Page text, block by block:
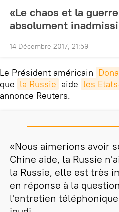
«Le chaos et la
absolument
14 Décembre 2017, 21:59
Le Président américain
que la Russie aide les
annonce Reuters.
«Nous aimerions avoir
Chine aide, la Russie
la Russie, elle est très
en réponse à la
l'entretien